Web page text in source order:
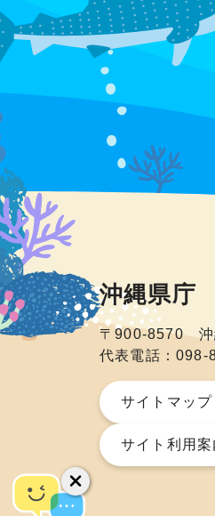
沖縄県庁
〒900-8570 沖
代表電話：098-
サイトマップ
サイト利用案